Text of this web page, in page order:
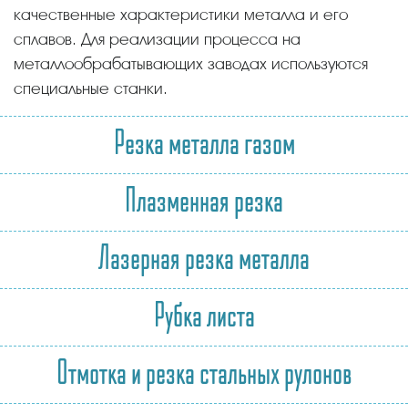
качественные характеристики металла и его
сплавов. Для реализации процесса на
металлообрабатывающих заводах используются
специальные станки.
Резка металла газом
Плазменная резка
Лазерная резка металла
Рубка листа
Отмотка и резка стальных рулонов